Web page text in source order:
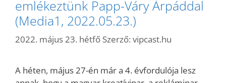
emlékeztünk Papp-Váry Árpáddal
(Media1, 2022.05.23.)
2022. május 23. hétfő Szerző: vipcast.hu
A héten, május 27-én már a 4. évfordulója lesz